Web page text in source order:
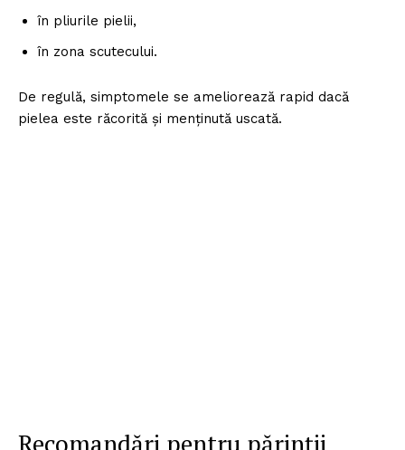
în pliurile pielii,
în zona scutecului.
De regulă, simptomele se ameliorează rapid dacă
pielea este răcorită și menținută uscată.